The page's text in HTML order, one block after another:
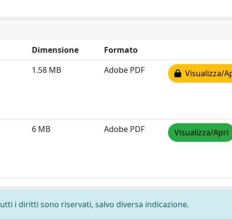
Dimensione
Formato
1.58 MB Adobe PDF Visualizza/
6 MB Adobe PDF Visualizza/Apri
i diritti sono riservati, salvo diversa indicazione.